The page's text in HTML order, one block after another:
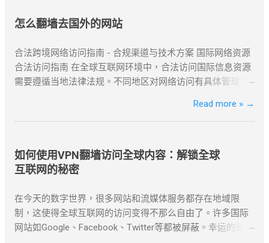
怎么翻墙去国外的网站
合法跨境网络访问指南 - 合规渠道与技术方案 国际网络资源
合法访问指南 在全球互联网环境中，合法访问国际信息资源
需要遵循当地法律法规。不同地区对网络访问有具体管理规
线服务、授权网络通道以及企业级VPN解决方案。 企业用户
可通过合规VPN服务建立国际网络连接，这些服务商持有国
跨境通信服务。 合法企业级VPN服务商 以下是经国家批准、
面向企业用户提供跨境网络服务的合规VPN提供商： 中国电
服务，通过MPLS VPN技术实现全球安全互联。 全球超过50
个节点覆盖 SLA服务等级保证 金融级加密传输 中国联通云联
网 提供跨境云连接服务，支持企业混合云架构，实现本地数
Read more » →
如何使用VPN翻墙访问全球内容：解锁全球
互联网的秘密
在今天的数字世界，很多网站和流媒体服务都存在地域限
制，这使得全球互联网的访问变得不那么自由了。许多国际
网站如Google、Facebook、Twitter等都被屏蔽。幸运的是，